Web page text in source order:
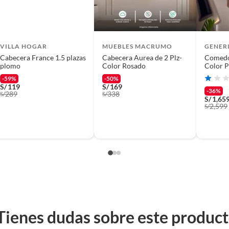
que es la parte más importante de la
VILLA HOGAR
Cabecera France 1.5 plazas
plomo
-59%
S/119
S/289
MUEBLES MACRUMO
Cabecera Aurea de 2 Plz-
Color Rosado
-50%
S/169
S/338
Color
-36%
S/
S/2,599
dudas sobre este